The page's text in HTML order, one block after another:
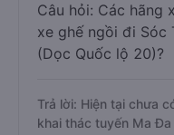
Câu hỏi: Các hãng
xe ghế ngồi đi Sóc
(Dọc Quốc lộ 20)?
Trả lời: Hiện tại chưa
khai thác tuyến Ma